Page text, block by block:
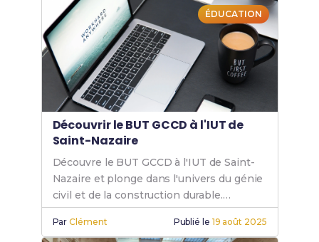
ÉDUCATION
Découvrir le BUT GCCD à l'IUT de
Saint-Nazaire
Découvre le BUT GCCD à l'IUT de Saint-
Nazaire et plonge dans l'univers du génie
civil et de la construction durable.
Rejoins-nous pour une formation
d'excellence.
ParClément Publié le 19 août 2025